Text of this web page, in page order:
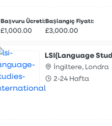
Başvuru Ücreti:
£1,000.00
Başlangıç Fiyatı:
£3,000.00
LSI(Language
İngiltere, Londra
2-24 Hafta